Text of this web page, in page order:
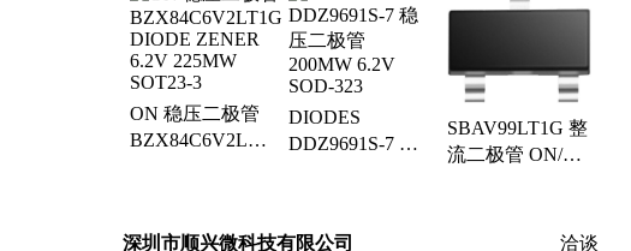
ROHM/罗姆、集成电路IC、单片机、微控制器、连接
器、电子元件、电源管理芯片
ON 稳压二极管
BZX84C6V2LT1G
DIODES
DDZ9691S-7 稳
SBAV99LT1G 整
流二极管 ON/安
深圳市顺兴微科技有限公司 洽谈